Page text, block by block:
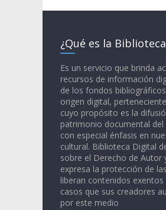
¿Qué es la
Es un servicio que brinda
recursos de información
de los fondos
origen digital,
cuyo propósito es la
patrimonio documental
con especial énfasis en
cultural. Biblioteca Digital
sobre el Derecho de
expresa la protección de
liberan contenidos
casos que sus creadores
por este medio